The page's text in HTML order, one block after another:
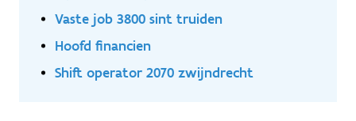
Vaste job 3800 sint truiden
Hoofd financien
Shift operator 2070 zwijndrecht